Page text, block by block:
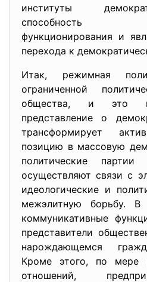
институты
способность
функционирования и
перехода к
Итак, режимная
ограниченной
общества, и это
представление о
трансформирует
позицию в массовую
политические
осуществляют связи с
идеологические и
межэлитную борьбу.
коммуникативные
представители
нарождающемся
Кроме этого, по мере
отношений,